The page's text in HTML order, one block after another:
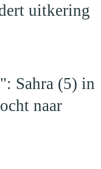
uitkering
Sahra (5) in
naar